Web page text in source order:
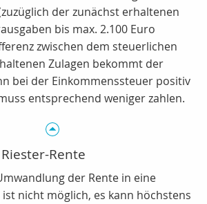
der zunächst erhaltenen
bis max. 2.100 Euro
zwischen dem steuerlichen
Zulagen bekommt der
bei der Einkommenssteuer positiv
entsprechend weniger zahlen.
Rente
der Rente in eine
nicht möglich, es kann höchstens